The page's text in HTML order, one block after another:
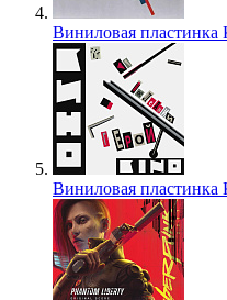
Виниловая
Виниловая